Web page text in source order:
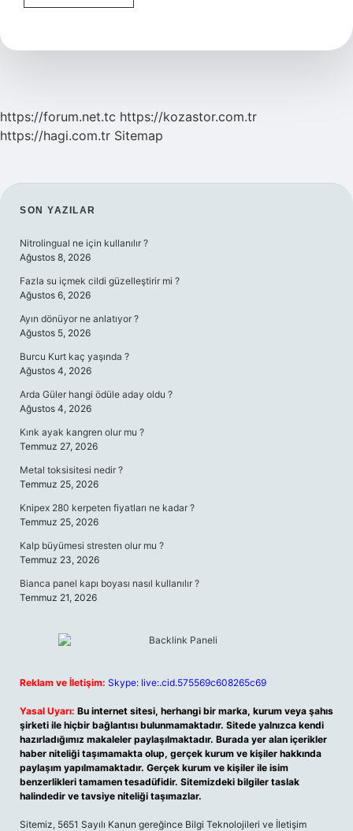
Kaç
7
https://forum.net.tc https://kozastor.com.tr
https://hagi.com.tr Sitemap
SIDEBAR
SON YAZILAR
Nitrolingual ne için kullanılır ?
Ağustos 8, 2026
Fazla su içmek cildi güzelleştirir mi ?
Ağustos 6, 2026
Ayın dönüyor ne anlatıyor ?
Ağustos 5, 2026
Burcu Kurt kaç yaşında ?
Ağustos 4, 2026
Arda Güler hangi ödüle aday oldu ?
Ağustos 4, 2026
Kırık ayak kangren olur mu ?
Temmuz 27, 2026
Metal toksisitesi nedir ?
Temmuz 25, 2026
Knipex 280 kerpeten fiyatları ne kadar ?
Temmuz 25, 2026
Kalp büyümesi stresten olur mu ?
Temmuz 23, 2026
Bianca panel kapı boyası nasıl kullanılır ?
Temmuz 21, 2026
Reklam ve İletişim: Skype: live:.cid.575569c608265c69
Yasal Uyarı: Bu internet sitesi, herhangi bir marka, kurum veya şahıs
şirketi ile hiçbir bağlantısı bulunmamaktadır. Sitede yalnızca kendi
hazırladığımız makaleler paylaşılmaktadır. Burada yer alan içerikler
haber niteliği taşımamakta olup, gerçek kurum ve kişiler hakkında
paylaşım yapılmamaktadır. Gerçek kurum ve kişiler ile isim
benzerlikleri tamamen tesadüfidir. Sitemizdeki bilgiler taslak
halindedir ve tavsiye niteliği taşımazlar.
Sitemiz, 5651 Sayılı Kanun gereğince Bilgi Teknolojileri ve İletişim